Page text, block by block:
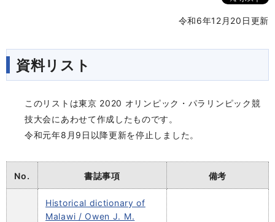
令和6年12月20日更新
資料リスト
このリストは東京 2020 オリンピック・パラリンピック競
技大会にあわせて作成したものです。
令和元年8月9日以降更新を停止しました。
No. 書誌事項 備考
Historical dictionary of
Malawi / Owen J. M.